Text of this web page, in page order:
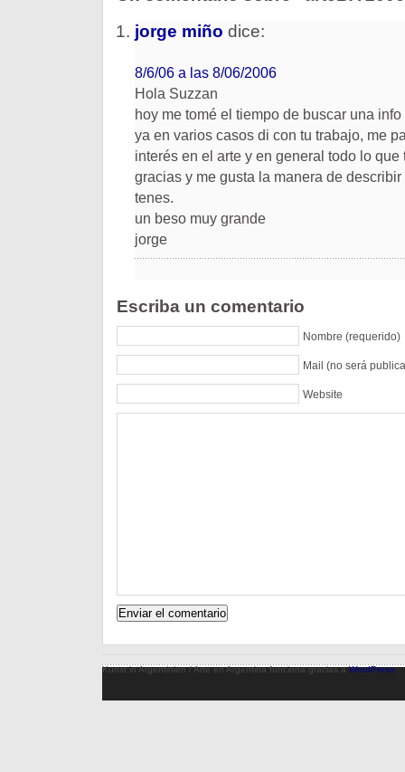
jorge miño dice:
8/6/06 a las 8/06/2006
Hola Suzzan
hoy me tomé el tiempo de buscar una
ya en varios casos di con tu trabajo, me
interés en el arte y en general todo lo
gracias y me gusta la manera de
tenes.
un beso muy grande
jorge
Escriba un comentario
Nombre (requerido)
Mail (no será
Website
Kunst in Argentinien / Arte en Argentina funciona gracias aWordPress